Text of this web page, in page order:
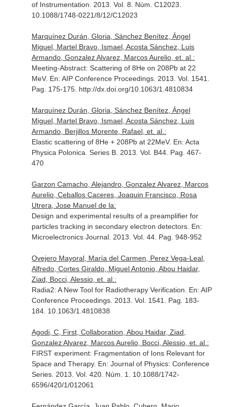
of Instrumentation . 2013. Vol. 8. Núm. C12023.
10.1088/1748-0221/8/12/C12023
Marquínez Durán, Gloria, Sánchez Benítez, Ángel
Miguel, Martel Bravo, Ismael, Acosta Sánchez, Luis
Armando, Gonzalez Alvarez, Marcos Aurelio, et. al.:
Meeting-Abstract: Scattering of 8He on 208Pb at 22
MeV. En: AIP Conference Proceedings. 2013. Vol. 1541.
Pag. 175-175. http://dx.doi.org/10.1063/1.4810834
Marquínez Durán, Gloria, Sánchez Benítez, Ángel
Miguel, Martel Bravo, Ismael, Acosta Sánchez, Luis
Armando, Berjillos Morente, Rafael, et. al.:
Elastic scattering of 8He + 208Pb at 22MeV. En: Acta
Physica Polonica. Series B. 2013. Vol. B44. Pag. 467-
470
Garzon Camacho, Alejandro, Gonzalez Alvarez, Marcos
Aurelio, Ceballos Caceres, Joaquin Francisco, Rosa
Utrera, Jose Manuel de la:
Design and experimental results of a preamplifier for
particles tracking in secondary electron detectors. En:
Microelectronics Journal. 2013. Vol. 44. Pag. 948-952
Ovejero Mayoral, María del Carmen, Perez Vega-Leal,
Alfredo, Cortes Giraldo, Miguel Antonio, Abou Haidar,
Ziad, Bocci, Alessio, et. al.:
Radia2: A New Tool for Radiotherapy Verification. En: AIP
Conference Proceedings. 2013. Vol. 1541. Pag. 183-
184. 10.1063/1.4810838
Agodi, C, First, Collaboration, Abou Haidar, Ziad,
Gonzalez Alvarez, Marcos Aurelio, Bocci, Alessio, et. al.:
FIRST experiment: Fragmentation of Ions Relevant for
Space and Therapy. En: Journal of Physics: Conference
Series. 2013. Vol. 420. Núm. 1. 10.1088/1742-
6596/420/1/012061